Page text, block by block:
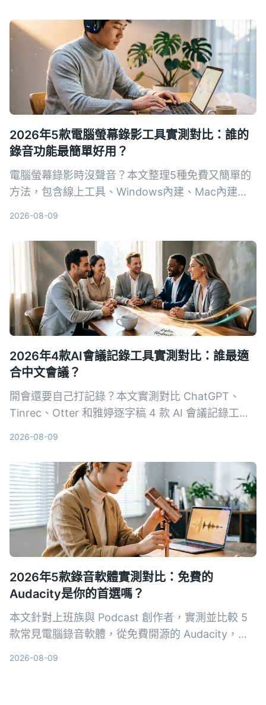
2026年5款電腦螢幕錄影工具實測對比：誰的
錄音功能最簡單好用？
電腦螢幕錄影時沒聲音？本文整理5種免費又簡單的
方法，包含線上工具、Windows內建、Mac內建，
2026-08-09
2026年4款AI會議記錄工具實測對比：誰最適
合中文會議？
開會還要自己打記錄？本文實測對比 ChatGPT、
Tinrec、Otter 和雅婷逐字稿 4 款 AI 會議記錄工
2026-08-09
2026年5款錄音軟體實測對比：免費的
Audacity是你的首選嗎？
本文針對上班族與 Podcast 創作者，實測並比較 5
款常見電腦錄音軟體，從免費開源的 Audacity，到
2026-08-09